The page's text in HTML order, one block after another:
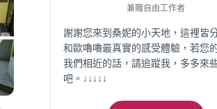
兼職自由工作者
謝謝您來到桑妮的小天地，這裡皆
和歐嚕嚕最真實的感受體驗，若您
我們相近的話，請追蹤我，多多來
吧。↓↓↓↓↓